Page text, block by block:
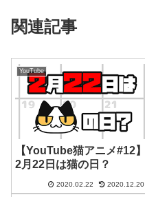
関連記事
YouTube
【YouTube猫アニメ#12】
2月22日は猫の日？
2020.02.22 2020.12.20